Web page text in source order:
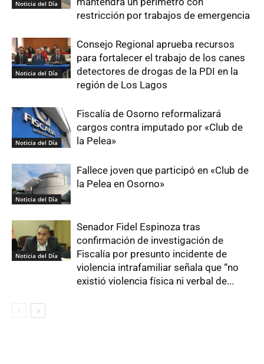
Noticia del Día
restricción por trabajos de emergencia
Noticia del Día
Consejo Regional aprueba recursos
para fortalecer el trabajo de los canes
detectores de drogas de la PDI en la
región de Los Lagos
Noticia del Día
Fiscalía de Osorno reformalizará
cargos contra imputado por «Club de
la Pelea»
Noticia del Día
Fallece joven que participó en «Club de
la Pelea en Osorno»
Noticia del Día
Senador Fidel Espinoza tras
confirmación de investigación de
Fiscalía por presunto incidente de
violencia intrafamiliar señala que “no
existió violencia física ni verbal de...